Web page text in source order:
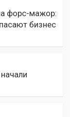
форс-мажор:
бизнес